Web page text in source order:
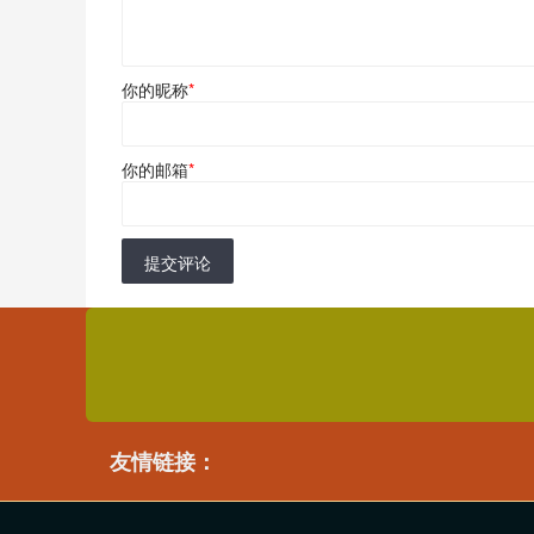
你的昵称*
你的邮箱*
提交评论
友情链接：